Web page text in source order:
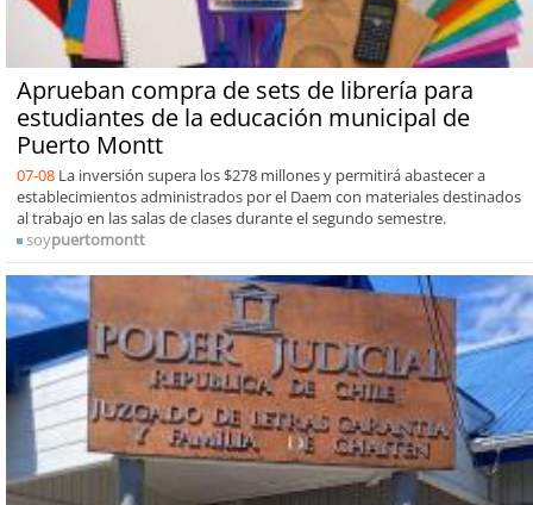
Aprueban compra de sets de librería para
estudiantes de la educación municipal de
Puerto Montt
07-08 La inversión supera los $278 millones y permitirá abastecer a
establecimientos administrados por el Daem con materiales destinados
al trabajo en las salas de clases durante el segundo semestre.
soypuertomontt